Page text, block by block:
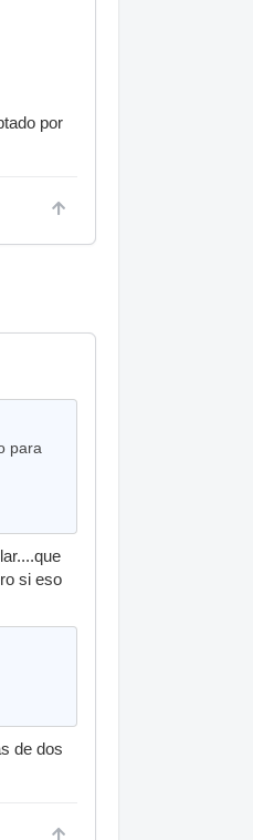
por
para
si eso
de dos